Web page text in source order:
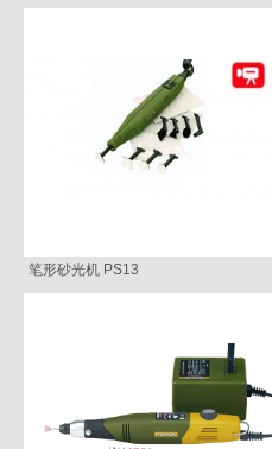
笔形砂光机 PS13